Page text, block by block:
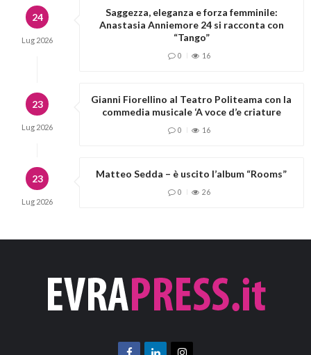
24
Lug 2026
Saggezza, eleganza e forza femminile:
Anastasia Anniemore 24 si racconta con
“Tango”
0 16
23
Lug 2026
Gianni Fiorellino al Teatro Politeama con la
commedia musicale ‘A voce d’e criature
0 16
23
Lug 2026
Matteo Sedda – è uscito l’album “Rooms”
0 26